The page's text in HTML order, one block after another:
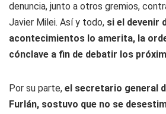
denuncia, junto a otros gremios,
Javier Milei. Así y todo, si el devenir
acontecimientos lo amerita, la
cónclave a fin de debatir los
Por su parte, el secretario general
Furlán, sostuvo que no se